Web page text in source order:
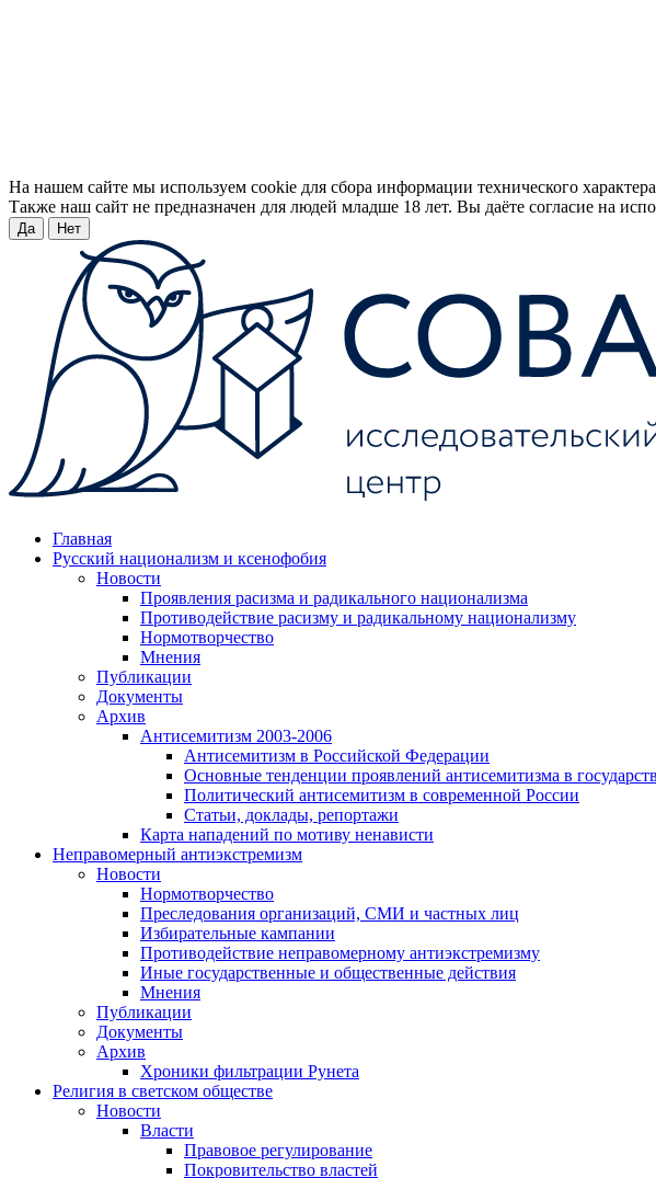
На нашем сайте мы используем cookie для сбора информации технического
Также наш сайт не предназначен для людей младше 18 лет. Вы даёте согласие на
Да Нет
Главная
Русский национализм и ксенофобия
Новости
Проявления расизма и радикального национализма
Противодействие расизму и радикальному национализму
Нормотворчество
Мнения
Публикации
Документы
Архив
Антисемитизм 2003-2006
Антисемитизм в Российской Федерации
Основные тенденции проявлений антисемитизма в
Политический антисемитизм в современной России
Статьи, доклады, репортажи
Карта нападений по мотиву ненависти
Неправомерный антиэкстремизм
Новости
Нормотворчество
Преследования организаций, СМИ и частных лиц
Избирательные кампании
Противодействие неправомерному антиэкстремизму
Иные государственные и общественные действия
Мнения
Публикации
Документы
Архив
Хроники фильтрации Рунета
Религия в светском обществе
Новости
Власти
Правовое регулирование
Покровительство властей